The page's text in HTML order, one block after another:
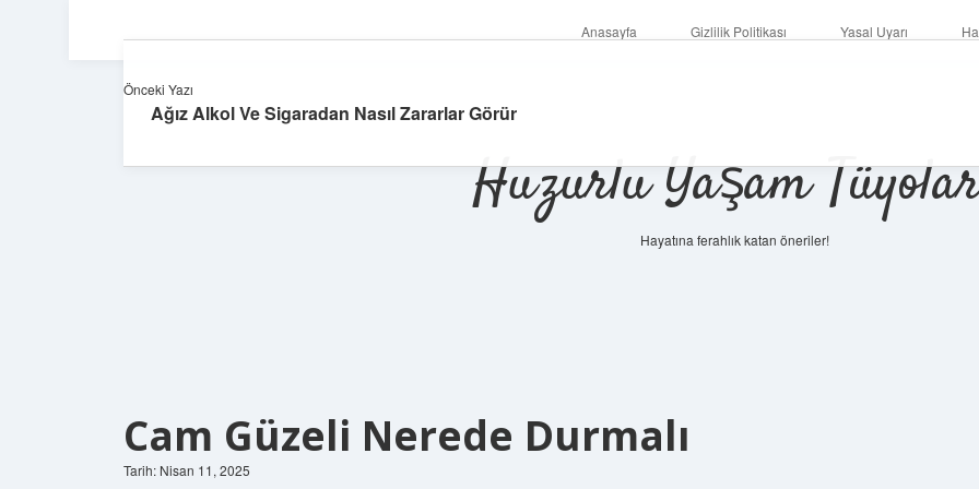
Anasayfa Gizlilik Politikası Yasal Uyarı
Huzurlu Yaşam
Hayatına ferahlık katan öneriler!
Cam Güzeli Nerede Durmalı
Tarih: Nisan 11, 2025
Önceki Yazı
Ağız Alkol Ve Sigaradan Nasıl Zararlar Görür